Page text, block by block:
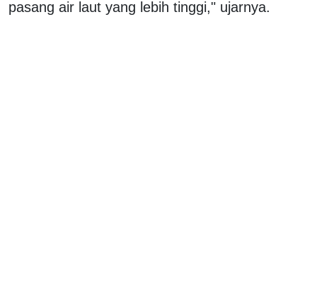
pasang air laut yang lebih tinggi," ujarnya.